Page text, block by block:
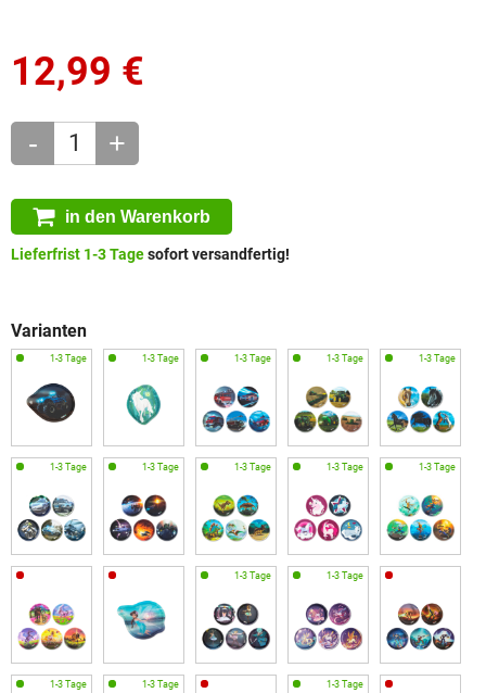
12,99 €
- +
in den Warenkorb
Lieferfrist 1-3 Tagesofort versandfertig!
Varianten